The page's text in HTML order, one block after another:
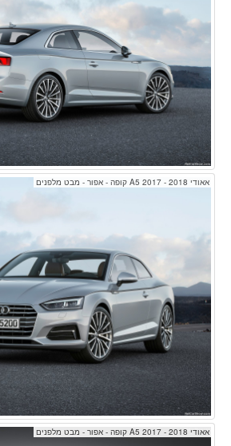
אאודי A5 2017 - 2018 קופה - אפור - מבט מלפנים
אאודי A5 2017 - 2018 קופה - אפור - מבט מלפנים